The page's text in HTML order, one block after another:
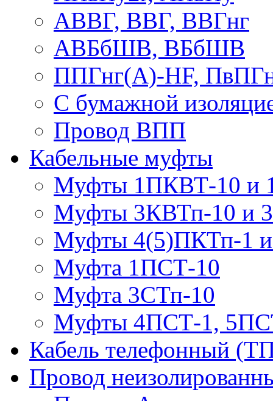
АВВГ, ВВГ, ВВГнг
АВБбШВ, ВБбШВ
ППГнг(А)-HF,
С бумажной
Провод ВПП
Кабельные муфты
Муфты 1ПКВТ-10 и
Муфты 3КВТп-10 и
Муфты 4(5)ПКТп-1
Муфта 1ПСТ-10
Муфта 3СТп-10
Муфты 4ПСТ-1,
Кабель телефонный
Провод